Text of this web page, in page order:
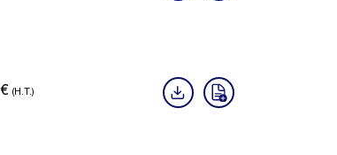
€ (H.T.)